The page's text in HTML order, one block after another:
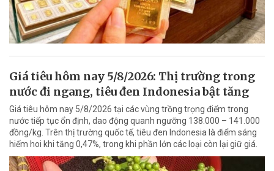
Giá tiêu hôm nay 5/8/2026: Thị trường trong
nước đi ngang, tiêu đen Indonesia bật tăng
Giá tiêu hôm nay 5/8/2026 tại các vùng trồng trọng điểm trong
nước tiếp tục ổn định, dao động quanh ngưỡng 138.000 – 141.000
đồng/kg. Trên thị trường quốc tế, tiêu đen Indonesia là điểm sáng
hiếm hoi khi tăng 0,47%, trong khi phần lớn các loại còn lại giữ giá.